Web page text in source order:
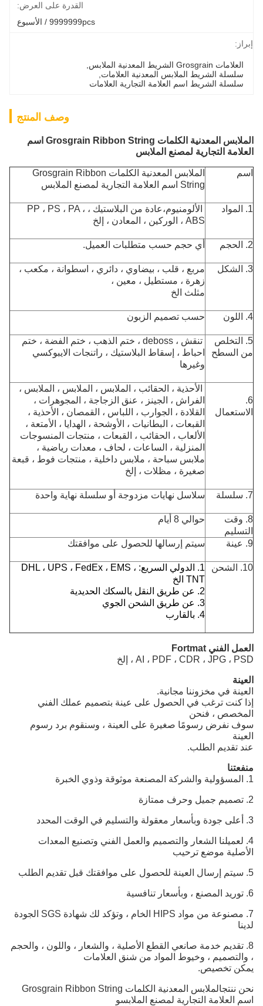
القدرة على العرض:
9999999pcs / الأسبوع
إبراز:
العلامات Grosgrain الشريط المعدنية الملابس
,
سلسلة الشريط الملابس المعدنية العلامات,
سلسلة الشريط اسم العلامة التجارية العلامات
وصف المنتج
الملابس المعدنية الكلمات Grosgrain Ribbon String اسم
العلامة التجارية لمصنع الملابس
اسم
الملابس المعدنية الكلمات Grosgrain Ribbon
String اسم العلامة التجارية لمصنع الملابس
1. المواد الألومنيوم،
عادة من البلاستيك ، PP ، PS ، PA ،
ABS ، الوركين ، المعادن ، إلخ
2. الحجم أي حجم حسب متطلبات العميل.
3. الشكل
مربع ، قلب ، بيضاوي ، دائري ، اسطوانة ، مكعب ،
زهرة ، مستطيل ، معين ،
مثلث الخ
4. اللون حسب تصميم الزبون
5. التخلص
من السطح
تنقش ، deboss ، ختم الذهب ، ختم الفضة ، ختم
احباط ، إسقاط البلاستيك ، راتنجات الايبوكسي
وغيرها
6.
الاستعمال
الأحذية ، الحقائب ، الملابس ، الملابس ، الملابس ،
الفراش ، الجينز ، عنق الزجاجة ، المجوهرات ،
القلادة ، الجوارب ، اللباس ، القمصان ، الأحذية ،
القبعات ، البطانيات ، الأوشحة ، الهدايا ، الأمتعة ،
الألعاب ، الحقائب ، القبعات ، منتجات المنسوجات
المنزلية ، الساعات ، لحاف ، معدات رياضية ،
ملابس سباحة ، ملابس داخلية ، منتجات فوط ، قبعة
صغيرة ، مظلات ، إلخ
7. سلسلة سلاسل نهايات مزدوجة أو سلسلة نهاية واحدة
8. وقت
التسليم
حوالي 8 أيام
9. عينة سيتم إرسالها للحصول على موافقتك
10. الشحن
1. الدولي السريع: DHL ، UPS ، FedEx ، EMS ،
TNT الخ
2. عن طريق النقل بالسكك الحديدية
3. عن طريق الشحن الجوي
4. بالقارب
العمل الفني Fortmat
AI ، PDF ، CDR ، JPG ، PSD ، إلخ
العينة
العينة في مخزوننا مجانية.
إذا كنت ترغب في الحصول على عينة بتصميم عملك الفني
المخصص ، فنحن
سوف نفرض رسومًا صغيرة على العينة ، وسنقوم برد رسوم
العينة
عند تقديم الطلب.
منفعتنا
1. المسؤولية والشركة المصنعة موثوقة وذوي الخبرة
2. تصميم جميل وحرف ممتازة
3. أعلى جودة وبأسعار معقولة والتسليم في الوقت المحدد
4. لعميلنا الشعار والتصميم والعمل الفني وتصنيع المعدات
الأصلية موضع ترحيب
5. سيتم إرسال العينة للحصول على موافقتك قبل تقديم الطلب
6. توريد المصنع ، وبأسعار تنافسية
7. مصنوعة من مواد HIPS الخام ، وتؤكد لك شهادة SGS الجودة
لدينا
8. تقديم خدمة صانعي القطع الأصلية ، والشعار ، واللون ، والحجم
، والتصميم ، وخيوط المواد من شنق العلامات
يمكن تخصيص.
نحن ننتج
الملابس المعدنية الكلمات Grosgrain Ribbon String
اسم العلامة التجارية لمصنع الملابسو